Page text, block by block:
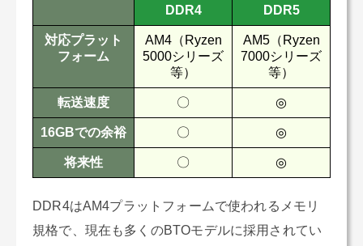
DDR4 DDR5
対応プラット
フォーム
AM4（Ryzen
5000シリーズ
等）
AM5（Ryzen
7000シリーズ
等）
転送速度 〇 ◎
16GBでの余裕 〇 ◎
将来性 〇 ◎
DDR4はAM4プラットフォームで使われるメモリ
規格で、現在も多くのBTOモデルに採用されてい